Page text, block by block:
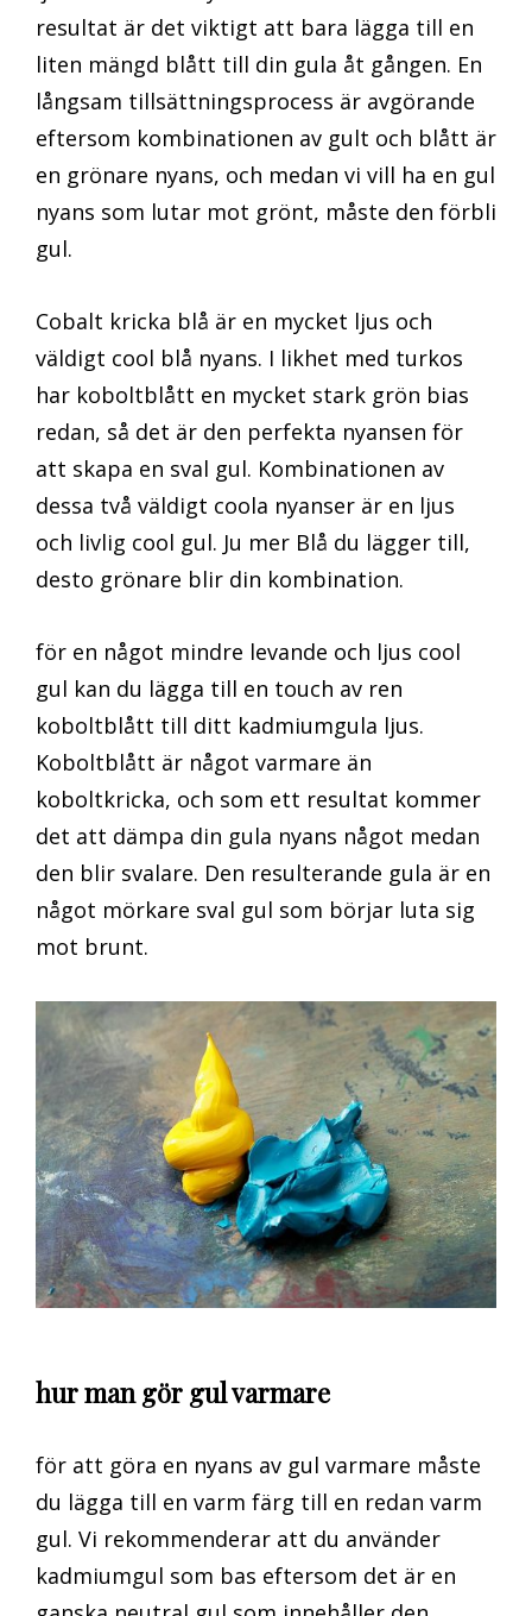
resultat är det viktigt att bara lägga till en
liten mängd blått till din gula åt gången. En
långsam tillsättningsprocess är avgörande
eftersom kombinationen av gult och blått är
en grönare nyans, och medan vi vill ha en gul
nyans som lutar mot grönt, måste den förbli
gul.
Cobalt kricka blå är en mycket ljus och
väldigt cool blå nyans. I likhet med turkos
har koboltblått en mycket stark grön bias
redan, så det är den perfekta nyansen för
att skapa en sval gul. Kombinationen av
dessa två väldigt coola nyanser är en ljus
och livlig cool gul. Ju mer Blå du lägger till,
desto grönare blir din kombination.
för en något mindre levande och ljus cool
gul kan du lägga till en touch av ren
koboltblått till ditt kadmiumgula ljus.
Koboltblått är något varmare än
koboltkricka, och som ett resultat kommer
det att dämpa din gula nyans något medan
den blir svalare. Den resulterande gula är en
något mörkare sval gul som börjar luta sig
mot brunt.
hur man gör gul varmare
för att göra en nyans av gul varmare måste
du lägga till en varm färg till en redan varm
gul. Vi rekommenderar att du använder
kadmiumgul som bas eftersom det är en